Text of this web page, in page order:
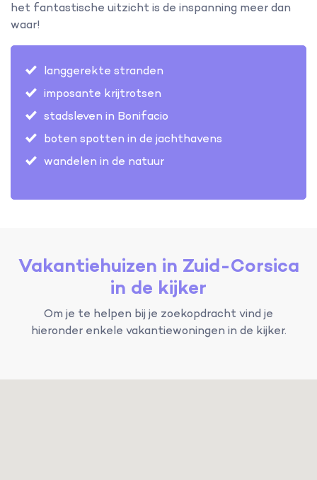
het fantastische uitzicht is de inspanning meer dan
waar!
langgerekte stranden
imposante krijtrotsen
stadsleven in Bonifacio
boten spotten in de jachthavens
wandelen in de natuur
Vakantiehuizen in Zuid-Corsica
in de kijker
Om je te helpen bij je zoekopdracht vind je
hieronder enkele vakantiewoningen in de kijker.